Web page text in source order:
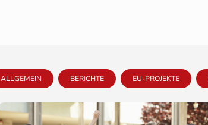
ALLGEMEIN BERICHTE EU-PROJEKTE